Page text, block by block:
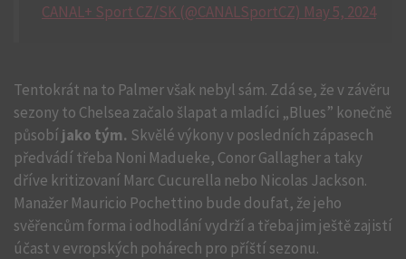
CANAL+ Sport CZ/SK (@CANALSportCZ) May 5, 2024
Tentokrát na to Palmer však nebyl sám. Zdá se, že v závěru
sezony to Chelsea začalo šlapat a mladíci „Blues” konečně
působíjako tým. Skvělé výkony v posledních zápasech
předvádí třeba Noni Madueke, Conor Gallagher a taky
dříve kritizovaní Marc Cucurella nebo Nicolas Jackson.
Manažer Mauricio Pochettino bude doufat, že jeho
svěřencům forma i odhodlání vydrží a třeba jim ještě zajistí
účast v evropských pohárech pro příští sezonu.